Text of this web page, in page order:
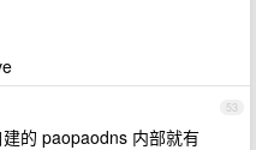
53
的 paopaodns 内部就有